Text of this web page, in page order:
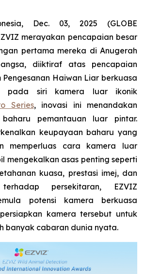
Dec. 03, 2025 (GLOBE
merayakan pencapaian besar
pertama mereka di Anugerah
diiktiraf atas pencapaian
Haiwan Liar berkuasa
pada siri kamera luar ikonik
Series, inovasi ini menandakan
pemantauan luar pintar.
keupayaan baharu yang
memperluas cara kamera luar
mengekalkan asas penting seperti
kuasa, prestasi imej, dan
persekitaran, EZVIZ
potensi kamera berkuasa
kamera tersebut untuk
banyak cabaran dunia nyata.